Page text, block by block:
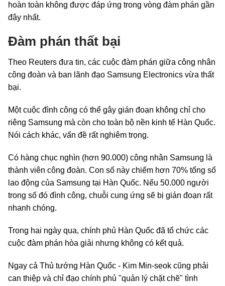
hoàn toàn không được đáp ứng trong vòng đàm phán gần
đây nhất.
Đàm phán thất bại
Theo Reuters đưa tin, các cuộc đàm phán giữa công nhân
công đoàn và ban lãnh đạo Samsung Electronics vừa thất
bại.
Một cuộc đình công có thể gây gián đoạn không chỉ cho
riêng Samsung mà còn cho toàn bộ nền kinh tế Hàn Quốc.
Nói cách khác, vấn đề rất nghiêm trọng.
Có hàng chục nghìn (hơn 90.000) công nhân Samsung là
thành viên công đoàn. Con số này chiếm hơn 70% tổng số
lao động của Samsung tại Hàn Quốc. Nếu 50.000 người
trong số đó đình công, chuỗi cung ứng sẽ bị gián đoạn rất
nhanh chóng.
Trong hai ngày qua, chính phủ Hàn Quốc đã tổ chức các
cuộc đàm phán hòa giải nhưng không có kết quả.
Ngay cả Thủ tướng Hàn Quốc - Kim Min-seok cũng phải
can thiệp và chỉ đạo chính phủ "quản lý chặt chẽ" tình